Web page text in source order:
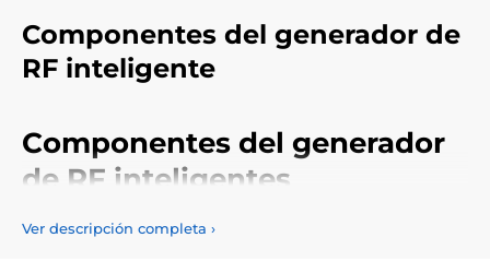
Componentes del generador de
RF inteligente
Componentes del generador
de RF inteligentes
En esta categoría encontrará accesorios completos para los
Ver descripción completa ›